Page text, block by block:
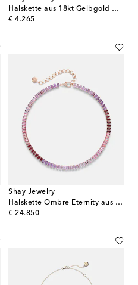
Halskette aus 18kt Gelbgold mit Diamanten und Smaragden
€ 4.265
original price
Shay Jewelry
Halskette Ombre Eternity aus 18kt Roségold mit Saphiren
€ 24.850
original price